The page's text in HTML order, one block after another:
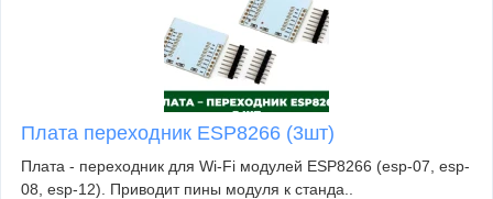
Плата переходник ESP8266 (3шт)
Плата - переходник для Wi-Fi модулей ESP8266 (esp-07, esp-
08, esp-12). Приводит пины модуля к станда..